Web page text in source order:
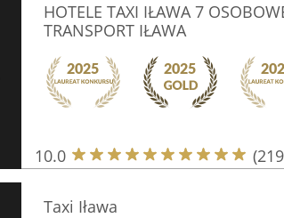
HOTELE TAXI IŁAWA 7
TRANSPORT IŁAWA
10.0
Taxi Iława